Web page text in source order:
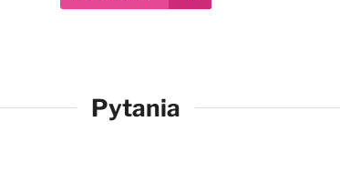
Pytania